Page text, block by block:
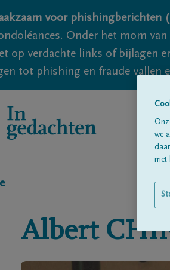
voor
Onder het mom
op verdachte links of bijlagen
tot phishing en fraude vallen
Albert
we
met